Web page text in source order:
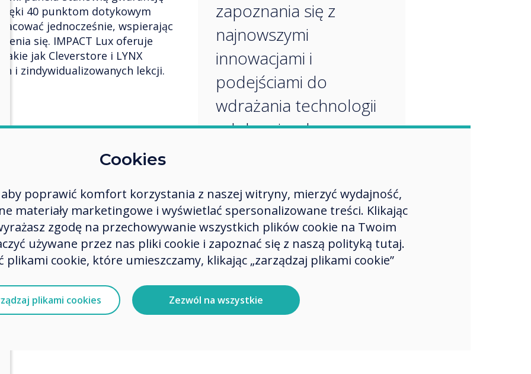
40 punktom dotykowym
jednocześnie, wspierając
się. IMPACT Lux oferuje
jak Cleverstore i LYNX
i zindywidualizowanych lekcji.
platforma umożliwiająca
w edukacji. Oferuje
plakatom i
narzędziom do tworzenia,
zarządzają komunikacją cyfrową,
i rezerwacje. Nauczyciele
treści multimedialnych i
przycisku". CleverLive
angażujące doświadczenie
zapoznania się z
najnowszymi
innowacjami i
podejściami do
wdrażania technologii
edukacyjnych.
Cookies
poprawić komfort korzystania z naszej witryny, mierzyć wydajność,
materiały marketingowe i wyświetlać spersonalizowane treści. Klikając
zgodę na przechowywanie wszystkich plików cookie na Twoim
używane przez nas pliki cookie i zapoznać się z naszą polityką tutaj.
plikami cookie, które umieszczamy, klikając „zarządzaj plikami cookie”
plikami cookies Zezwól na wszystkie